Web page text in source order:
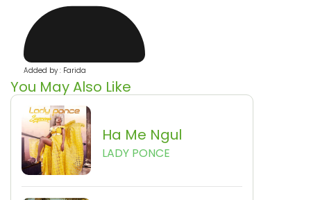
Added by : Farida
You May Also Like
Ha Me Ngul
LADY PONCE